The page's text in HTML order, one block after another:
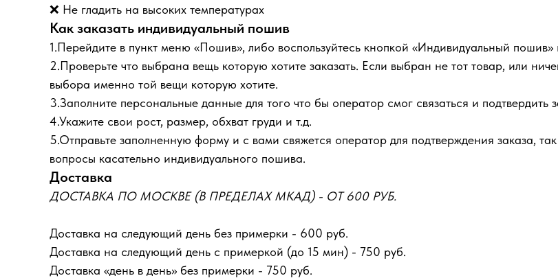
❌ Не гладить на высоких температурах
Как заказать индивидуальный пошив
1.Перейдите в пункт меню «Пошив», либо воспользуйтесь кнопкой «Индивидуальный пошив»
2.Проверьте что выбрана вещь которую хотите заказать. Если выбран не тот товар, или
выбора именно той вещи которую хотите.
3.Заполните персональные данные для того что бы оператор смог связаться и подтвердить
4.Укажите свои рост, размер, обхват груди и т.д.
5.Отправьте заполненную форму и с вами свяжется оператор для подтверждения заказа,
вопросы касательно индивидуального пошива.
Доставка
ДОСТАВКА ПО МОСКВЕ (В ПРЕДЕЛАХ МКАД) - ОТ 600 РУБ.
Доставка на следующий день без примерки - 600 руб.
Доставка на следующий день с примеркой (до 15 мин) - 750 руб.
Доставка «день в день» без примерки - 750 руб.